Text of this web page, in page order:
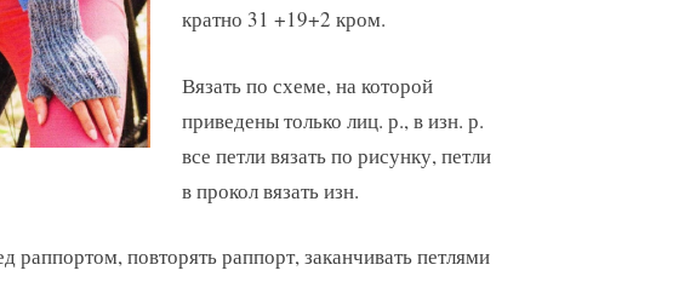
кратно 31 +19+2 кром.
Вязать по схеме, на которой
приведены только лиц. р., в изн. р.
все петли вязать по рисунку, петли
в прокол вязать изн.
раппортом, повторять раппорт, заканчивать петлями